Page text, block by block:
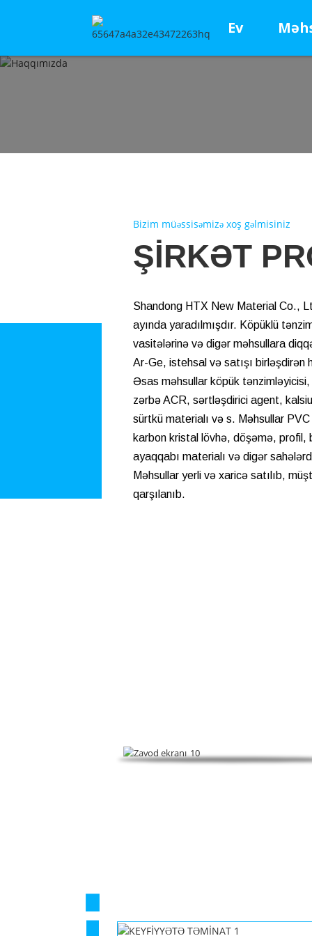
Ev
Bizim müəssisəmizə xoş gəlmisiniz
ŞIRKƏT
Shandong HTX New Material Co.,
ayında yaradılmışdır. Köpüklü
vasitələrinə və digər məhsullara
Ar-Ge, istehsal və satışı birləşdirən
Əsas məhsullar köpük
zərbə ACR, sərtləşdirici agent,
sürtkü materialı və s. Məhsullar
karbon kristal lövhə, döşəmə, profil,
ayaqqabı materialı və digər
Məhsullar yerli və xaricə satılıb,
qarşılanıb.